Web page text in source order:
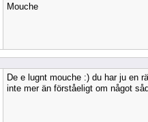
Mouche
De e lugnt mouche :) du har ju en
inte mer än förståeligt om något